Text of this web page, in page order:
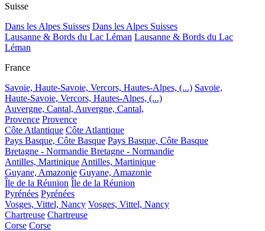
Suisse
Dans les Alpes Suisses Dans les Alpes Suisses
Lausanne & Bords du Lac Léman Lausanne & Bords du Lac
Léman
France
Savoie, Haute-Savoie, Vercors, Hautes-Alpes, (...) Savoie,
Haute-Savoie, Vercors, Hautes-Alpes, (...)
Auvergne, Cantal, Auvergne, Cantal,
Provence Provence
Côte Atlantique Côte Atlantique
Pays Basque, Côte Basque Pays Basque, Côte Basque
Bretagne - Normandie Bretagne - Normandie
Antilles, Martinique Antilles, Martinique
Guyane, Amazonie Guyane, Amazonie
Île de la Réunion Île de la Réunion
Pyrénées Pyrénées
Vosges, Vittel, Nancy Vosges, Vittel, Nancy
Chartreuse Chartreuse
Corse Corse